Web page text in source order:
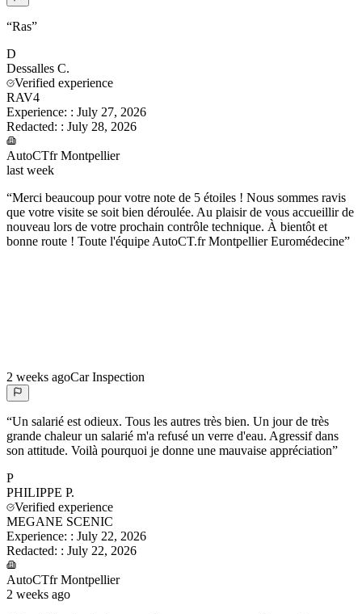
“Ras”
D
Dessalles C.
Verified experience
RAV4
Experience: : July 27, 2026
Redacted: : July 28, 2026
AutoCTfr Montpellier
last week
“Merci beaucoup pour votre note de 5 étoiles ! Nous sommes ravis
que votre visite se soit bien déroulée. Au plaisir de vous accueillir de
nouveau lors de votre prochain contrôle technique. À bientôt et
bonne route ! Toute l'équipe AutoCT.fr Montpellier Euromédecine”
2 weeks agoCar Inspection
“Un salarié est odieux. Tous les autres très bien. Un jour de très
grande chaleur un salarié m'a refusé un verre d'eau. Agressif dans
son attitude. Voilà pourquoi je donne une mauvaise appréciation”
P
PHILIPPE P.
Verified experience
MEGANE SCENIC
Experience: : July 22, 2026
Redacted: : July 22, 2026
AutoCTfr Montpellier
2 weeks ago